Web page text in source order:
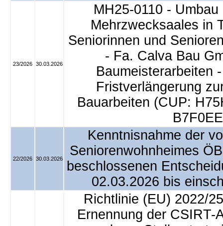
23/2026 30.03.2026
MH25-0110 -
Mehrzwecksaales in
Seniorinnen und
- Fa. Calva Bau
Baumeisterarbeiten
Fristverlängerung
Bauarbeiten (CUP:
22/2026 30.03.2026
Kenntnisnahme der
Seniorenwohnheimes
beschlossenen
02.03.2026 bis
Richtlinie (EU) 2022/
Ernennung der CSIRT-